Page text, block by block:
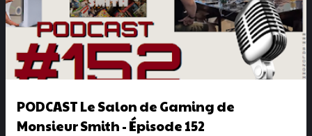
PODCAST Le Salon de Gaming de
Monsieur Smith - Épisode 152